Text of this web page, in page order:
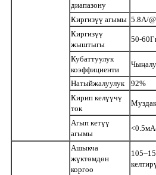
диапазону
Киргизүү агымы 5.8A/
Киргизүү
жыштыгы
50-
Кубаттуулук
коэффициенти
Натыйжалуулук 92%
Кирип келүүчү
ток
Агып кетүү
агымы
Ашыкча
жүктөмдөн
коргоо